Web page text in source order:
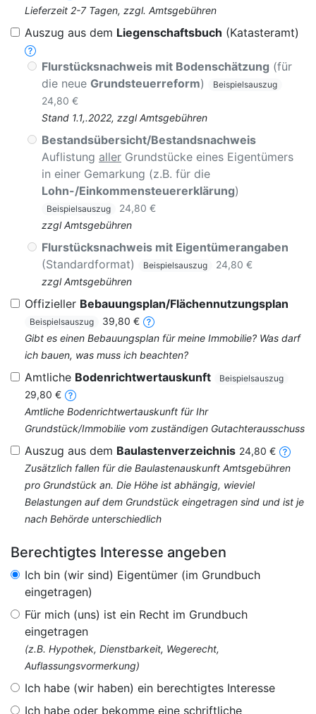
Lieferzeit 2-7 Tagen, zzgl. Amtsgebühren
Auszug aus dem Liegenschaftsbuch (Katasteramt)
Flurstücksnachweis mit Bodenschätzung (für
die neue Grundsteuerreform) Beispielsauszug
24,80 €
Stand 1.1,.2022, zzgl Amtsgebühren
Bestandsübersicht/Bestandsnachweis
Auflistung aller Grundstücke eines Eigentümers
in einer Gemarkung (z.B. für die
Lohn-/Einkommensteuererklärung)
Beispielsauszug
24,80 €
zzgl Amtsgebühren
Flurstücksnachweis mit Eigentümerangaben
(Standardformat)
Beispielsauszug
24,80 €
zzgl Amtsgebühren
Offizieller Bebauungsplan/Flächennutzungsplan
Beispielsauszug
39,80 €
Gibt es einen Bebauungsplan für meine Immobilie? Was darf
ich bauen, was muss ich beachten?
Amtliche Bodenrichtwertauskunft Beispielsauszug
29,80 €
Amtliche Bodenrichtwertauskunft für Ihr
Grundstück/Immobilie vom zuständigen Gutachterausschuss
Auszug aus dem Baulastenverzeichnis 24,80 €
Zusätzlich fallen für die Baulastenauskunft Amtsgebühren
pro Grundstück an. Die Höhe ist abhängig, wieviel
Belastungen auf dem Grundstück eingetragen sind und ist je
nach Behörde unterschiedlich
Berechtigtes Interesse angeben
Ich bin (wir sind) Eigentümer (im Grundbuch
eingetragen)
Für mich (uns) ist ein Recht im Grundbuch
eingetragen
(z.B. Hypothek, Dienstbarkeit, Wegerecht,
Auflassungsvormerkung)
Ich habe (wir haben) ein berechtigtes Interesse
Ich habe oder bekomme eine schriftliche